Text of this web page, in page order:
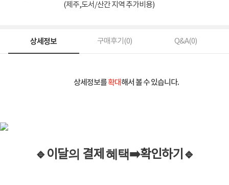
(제주,도서/산간 지역 추가비용)
상세정보 구매후기(0) Q&A(0)
상세정보를확대해서 볼 수 있습니다.
🔹이 달의 결제 혜택➡️확인하기 🔹